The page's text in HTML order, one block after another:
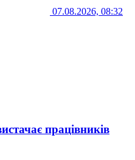
07.08.2026, 08:32
працівників